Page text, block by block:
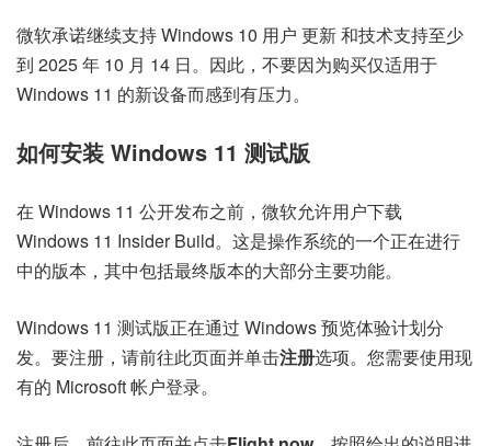
微软承诺继续支持 Windows 10 用户 更新和技术支持至少
到 2025 年 10 月 14 日。因此，不要因为购买仅适用于
Windows 11 的新设备而感到有压力。
如何安装 Windows 11 测试版
在 Windows 11 公开发布之前，微软允许用户下载
Windows 11 Insider Build。这是操作系统的一个正在进行
中的版本，其中包括最终版本的大部分主要功能。
Windows 11 测试版正在通过 Windows 预览体验计划分
发。要注册，请前往此页面并单击注册选项。您需要使用现
有的 Microsoft 帐户登录。